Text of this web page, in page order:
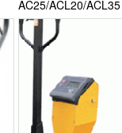
AC25/ACL20/ACL35